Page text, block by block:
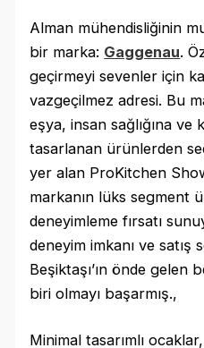
Alman mühendisliğinin
bir marka: Gaggenau.
geçirmeyi sevenler için
vazgeçilmez adresi. Bu
eşya, insan sağlığına ve
tasarlanan ürünlerden
yer alan ProKitchen
markanın lüks segment
deneyimleme fırsatı
deneyim imkanı ve satış
Beşiktaşı’ın önde gelen
biri olmayı başarmış.,
Minimal tasarımlı